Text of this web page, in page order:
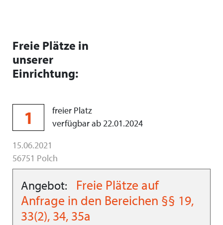
Freie Plätze in
unserer
Einrichtung:
1
freier Platz
verfügbar ab 22.01.2024
15.06.2021
56751 Polch
Angebot:
Freie Plätze auf
Anfrage in den Bereichen §§ 19,
33(2), 34, 35a